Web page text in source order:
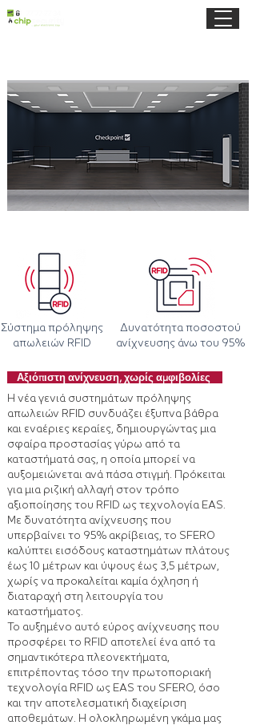
Σύστημα πρόληψης
απωλειών RFID
Δυνατότητα ποσοστού
ανίχνευσης άνω του 95%
Αξιόπιστη ανίχνευση, χωρίς αμφιβολίες
Η νέα γενιά συστημάτων πρόληψης
απωλειών RFID συνδυάζει έξυπνα βάθρα
και εναέριες κεραίες, δημιουργώντας μια
σφαίρα προστασίας γύρω από τα
καταστήματά σας, η οποία μπορεί να
αυξομειώνεται ανά πάσα στιγμή. Πρόκειται
για μια ριζική αλλαγή στον τρόπο
αξιοποίησης του RFID ως τεχνολογία EAS.
Με δυνατότητα ανίχνευσης που
υπερβαίνει το 95% ακρίβειας, το SFERO
καλύπτει εισόδους καταστημάτων πλάτους
έως 10 μέτρων και ύψους έως 3,5 μέτρων,
χωρίς να προκαλείται καμία όχληση ή
διαταραχή στη λειτουργία του
καταστήματος.
Το αυξημένο αυτό εύρος ανίχνευσης που
προσφέρει το RFID αποτελεί ένα από τα
σημαντικότερα πλεονεκτήματα,
επιτρέποντας τόσο την πρωτοποριακή
τεχνολογία RFID ως EAS του SFERO, όσο
και την αποτελεσματική διαχείριση
αποθεμάτων. Η ολοκληρωμένη γκάμα μας